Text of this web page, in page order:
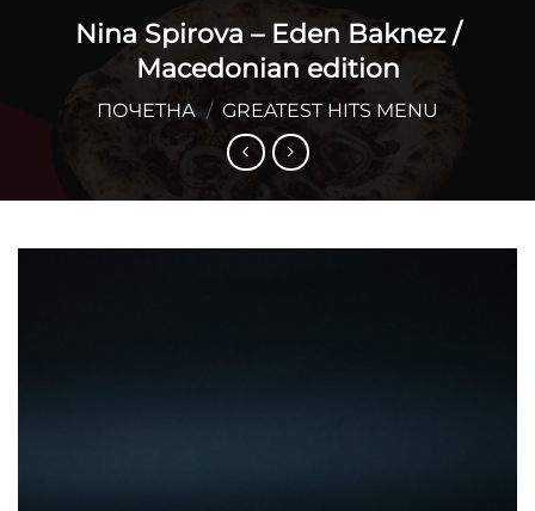
Nina Spirova – Eden Baknez /
Macedonian edition
ПОЧЕТНА / GREATEST HITS MENU